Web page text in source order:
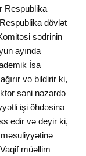
Respublika
dövlət
sədrinin
ayında
İsa
və bildirir ki,
səni nəzərdə
işi öhdəsinə
edir və deyir ki,
məsuliyyətinə
müəllim